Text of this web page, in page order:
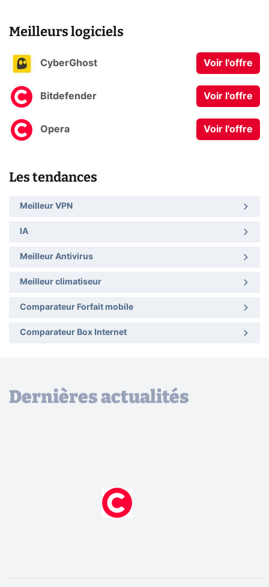
Meilleurs logiciels
CyberGhost Voir l'offre
Bitdefender Voir l'offre
Opera Voir l'offre
Les tendances
Meilleur VPN
IA
Meilleur Antivirus
Meilleur climatiseur
Comparateur Forfait mobile
Comparateur Box Internet
Dernières actualités